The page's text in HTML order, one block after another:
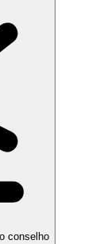
conselho